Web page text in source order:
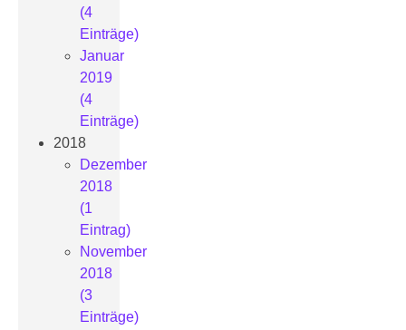
(4
Einträge)
Januar
2019
(4
Einträge)
2018
Dezember
2018
(1
Eintrag)
November
2018
(3
Einträge)